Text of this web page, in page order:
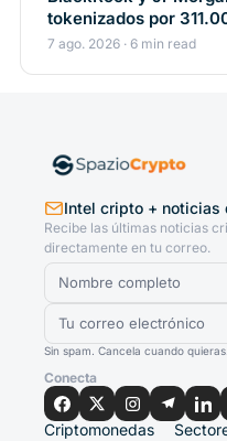
tokenizados por
7 ago. 2026 · 6 min read
Intel cripto + noticias
Recibe las últimas noticias
directamente en tu correo.
Sin spam. Cancela cuando quieras.
Conecta
Criptomonedas